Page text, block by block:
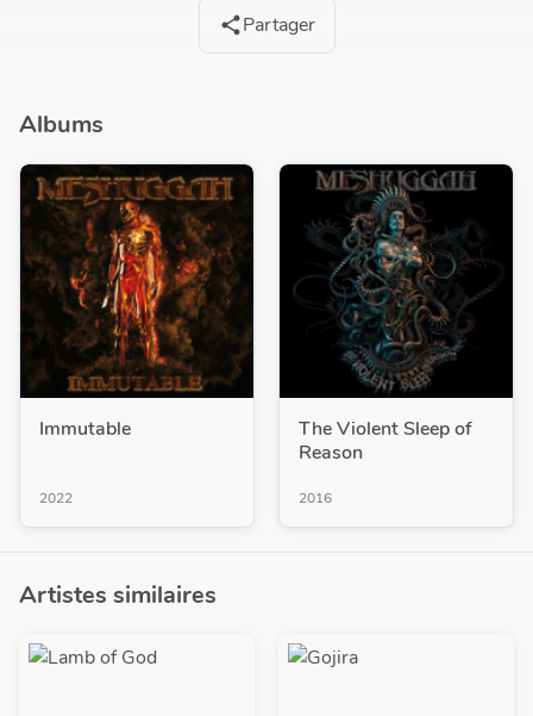
sharePartager
Albums
Immutable
2022
The Violent Sleep of
Reason
2016
Artistes similaires